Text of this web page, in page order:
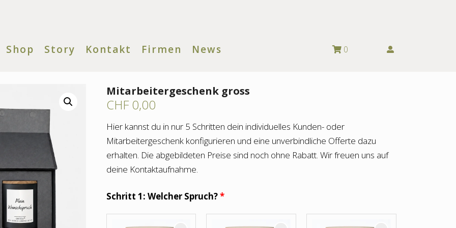
Shop Story Kontakt Firmen News 0
Mitarbeitergeschenk gross
CHF0,00
Hier kannst du in nur 5 Schritten dein individuelles Kunden- oder
Mitarbeitergeschenk konfigurieren und eine unverbindliche Offerte dazu
erhalten. Die abgebildeten Preise sind noch ohne Rabatt. Wir freuen uns auf
deine Kontaktaufnahme.
Schritt 1: Welcher Spruch?